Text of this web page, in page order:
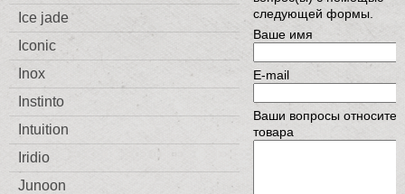
Ice jade
Iconic
Inox
Instinto
Intuition
Iridio
Junoon
следующей формы.
Ваше имя
E-mail
Ваши вопросы
товара